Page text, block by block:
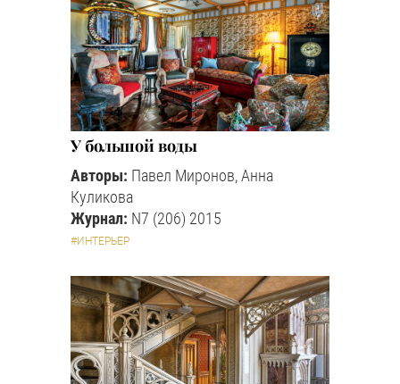
У большой воды
Авторы: Павел Миронов, Анна
Куликова
Журнал: N7 (206) 2015
#ИНТЕРЬЕР